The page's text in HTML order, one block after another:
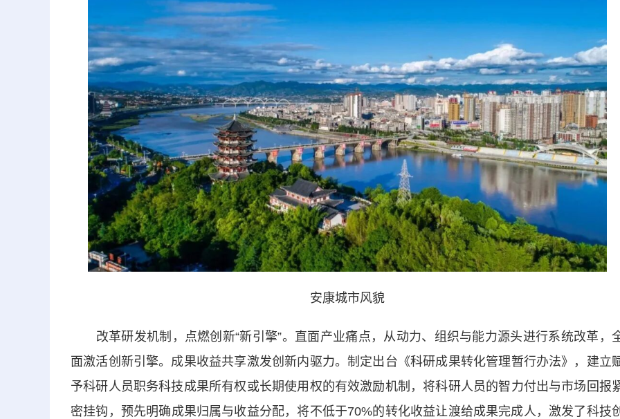
安康城市风貌
改革研发机制，点燃创新“新引擎”。直面产业痛点，从动力、组织与能力源头进行系统改革，
面激活创新引擎。成果收益共享激发创新内驱力。制定出台《科研成果转化管理暂行办法》，建立
予科研人员职务科技成果所有权或长期使用权的有效激励机制，将科研人员的智力付出与市场回报
密挂钩，预先明确成果归属与收益分配，将不低于70%的转化收益让渡给成果完成人，激发了科技创